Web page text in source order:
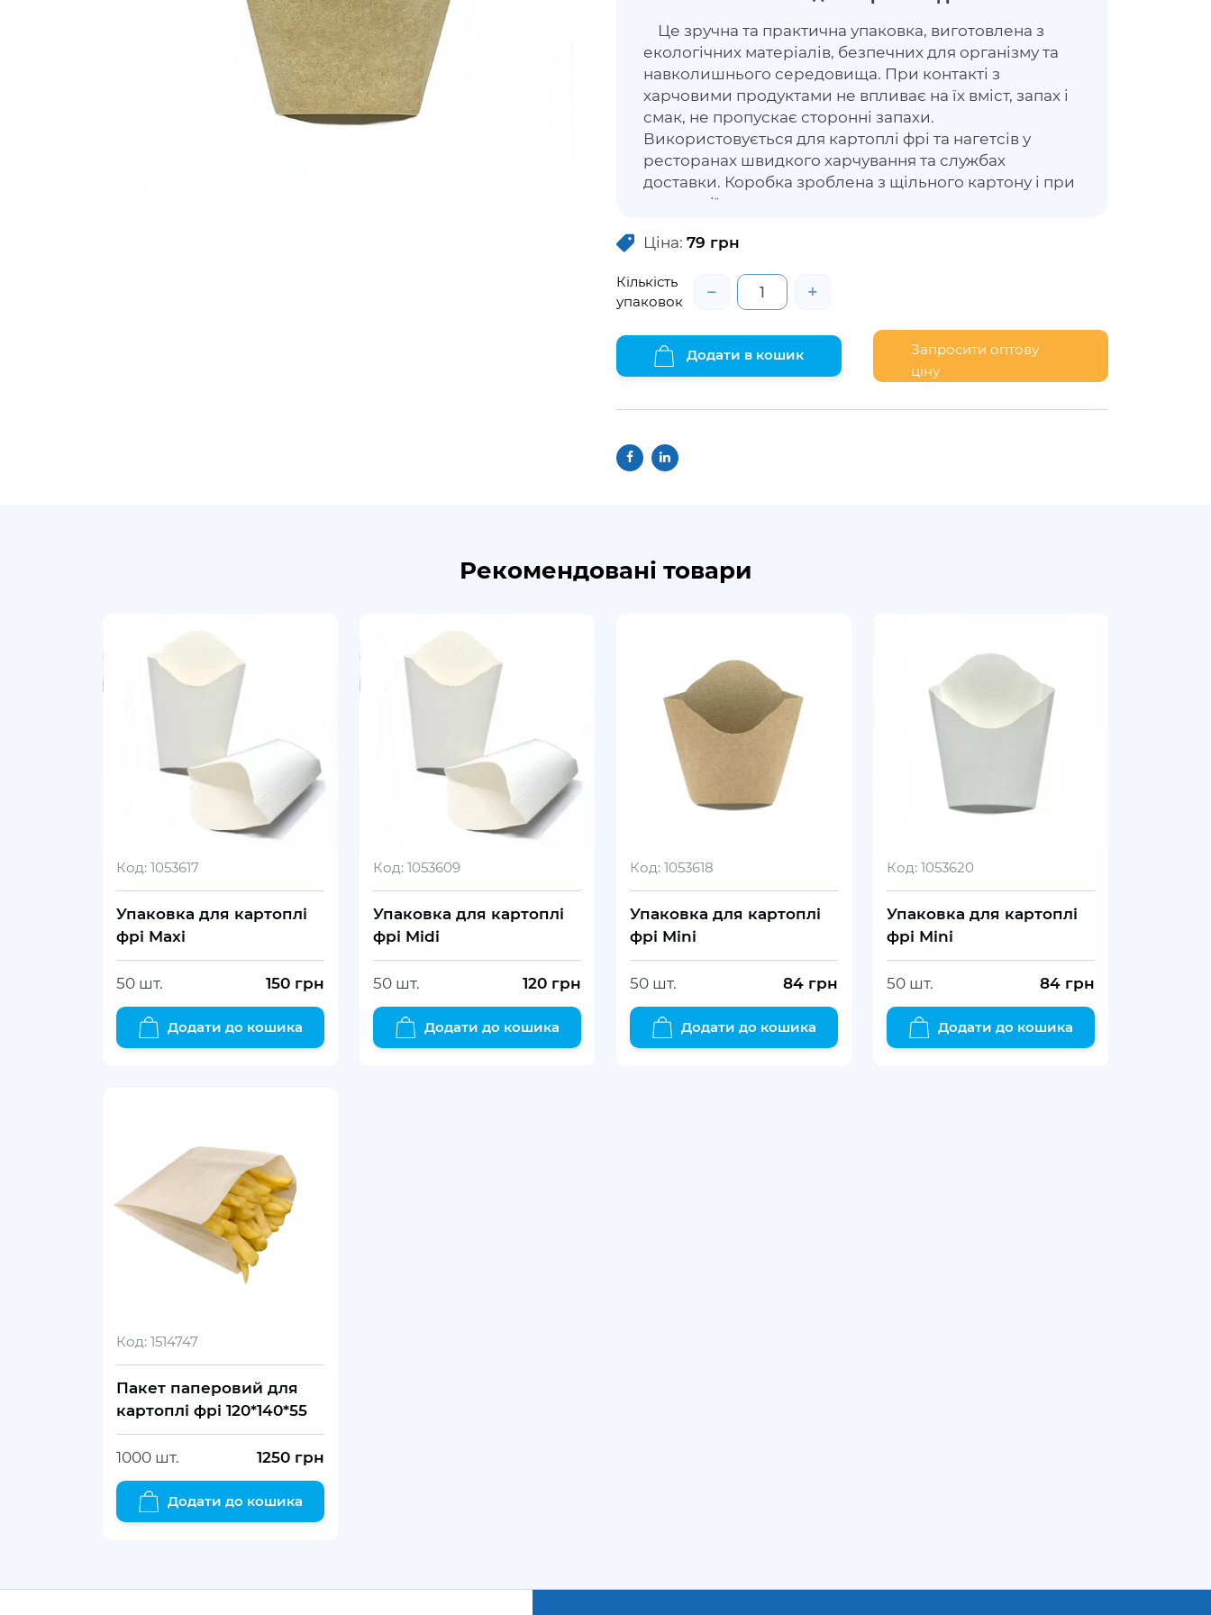
Це зручна та практична упаковка, виготовлена з
екологічних матеріалів, безпечних для організму та
навколишнього середовища. При контакті з
харчовими продуктами не впливає на їх вміст, запах і
смак, не пропускає сторонні запахи.
Використовується для картоплі фрі та нагетсів у
ресторанах швидкого харчування та службах
доставки. Коробка зроблена з щільного картону і при
взаємодії з гарячими стравами не завдає
не втратити зовнішню привабливість, зберегти
Ціна: 79 грн
Кількість
упаковок
− +
Додати в кошик
Запросити оптову
ціну
Рекомендовані товари
Код: 1053617
Упаковка для картоплі
фрі Maxi
50 шт. 150 грн
Додати до кошика
Код: 1053609
Упаковка для картоплі
фрі Midi
50 шт. 120 грн
Додати до кошика
Код: 1053618
Упаковка для картоплі
фрі Mini
50 шт. 84 грн
Додати до кошика
Код: 1053620
Упаковка для картоплі
фрі Mini
50 шт. 84 грн
Додати до кошика
Код: 1514747
Пакет паперовий для
картоплі фрі 120*140*55
1000 шт. 1250 грн
Додати до кошика